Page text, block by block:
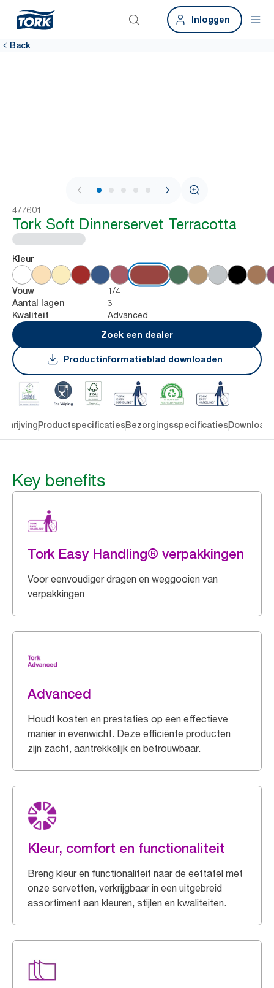
Inloggen
Back
1 / 7
477601
Tork Soft Dinnerservet Terracotta
Kleur
Vouw 1/4
Aantal lagen 3
Kwaliteit
Advanced
Zoek een dealer
Productinformatieblad downloaden
ProductspecificatiesBezorgingsspecificaties
Key benefits
Tork Easy Handling® verpakkingen
Voor eenvoudiger dragen en weggooien van
verpakkingen
Advanced
Houdt kosten en prestaties op een effectieve
manier in evenwicht. Deze efficiënte producten
zijn zacht, aantrekkelijk en betrouwbaar.
Kleur, comfort en functionaliteit
Breng kleur en functionaliteit naar de eettafel met
onze servetten, verkrijgbaar in een uitgebreid
assortiment aan kleuren, stijlen en kwaliteiten.